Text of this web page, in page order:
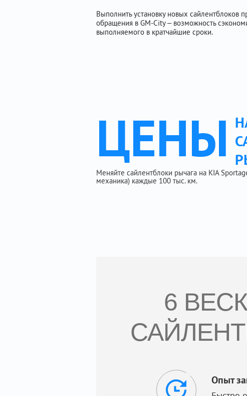
Выполнить установку новых сайлентблоков
обращения в GM-City – возможность
выполняемого в кратчайшие сроки.
ЦЕНЫ
Меняйте сайлентблоки рычага на KIA
механика) каждые 100 тыс. км.
6
Опыт